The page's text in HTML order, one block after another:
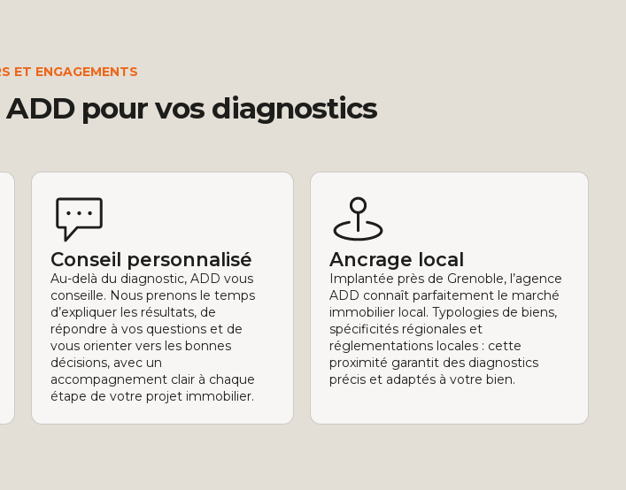
ET ENGAGEMENTS
pour vos diagnostics
Conseil personnalisé
Au-delà du diagnostic, ADD vous
conseille. Nous prenons le temps
d’expliquer les résultats, de
répondre à vos questions et de
vous orienter vers les bonnes
décisions, avec un
accompagnement clair à chaque
étape de votre projet immobilier.
Ancrage local
Implantée près de Grenoble, l’agence
ADD connaît parfaitement le marché
immobilier local. Typologies de biens,
spécificités régionales et
réglementations locales : cette
proximité garantit des diagnostics
précis et adaptés à votre bien.